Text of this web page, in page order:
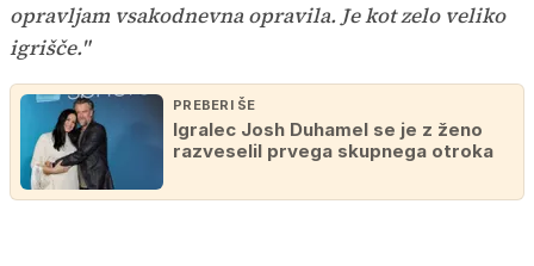
opravljam vsakodnevna opravila. Je kot zelo veliko
igrišče."
PREBERI ŠE
Igralec Josh Duhamel se je z ženo
razveselil prvega skupnega otroka